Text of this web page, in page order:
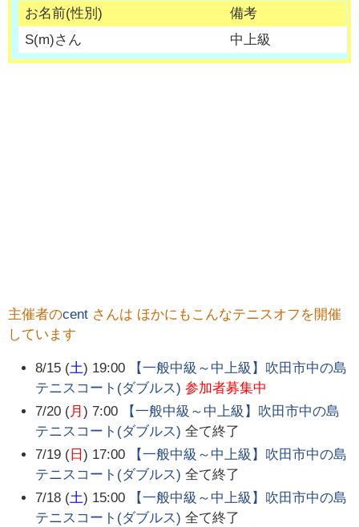
お名前(性別)
備考
S(m)さん 中上級
主催者のcent さんは ほかにもこんなテニスオフを開催
しています
8/15 (土) 19:00
【一般中級～中上級】吹田市中の島
テニスコート(ダブルス) 参加者募集中
7/20 (月) 7:00
【一般中級～中上級】吹田市中の島
テニスコート(ダブルス) 全て終了
7/19 ( 日) 17:00
【一般中級～中上級】吹田市中の島
テニスコート(ダブルス) 全て終了
7/18 (土) 15:00
【一般中級～中上級】吹田市中の島
テニスコート(ダブルス) 全て終了